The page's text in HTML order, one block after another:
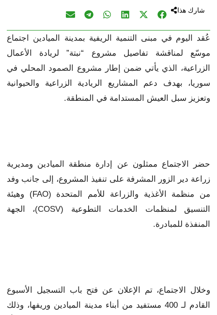
شارك هذا
عُقد اليوم في مبنى التنمية الريفية بمدينة الميادين اجتماع
موسّع لمناقشة تفاصيل مشروع “نبتة” لريادة الأعمال
الزراعية، الذي يأتي ضمن إطار مشروع الصمود المحلي في
سوريا، بهدف دعم المشاريع الريادية الزراعية والحيوانية
وتعزيز سبل العيش المستدامة في المنطقة.
حضر الاجتماع ممثلون عن إدارة منطقة الميادين ومديرية
زراعة دير الزور المشرفة على تنفيذ المشروع، إلى جانب وفد
من منظمة الأغذية والزراعة للأمم المتحدة (FAO) وهيئة
التنسيق لمنظمات الخدمات التطوعية (COSV)، الجهة
المنفذة للمبادرة.
وخلال الاجتماع، تم الإعلان عن فتح باب التسجيل الأسبوع
القادم لـ 400 مستفيد من أبناء مدينة الميادين وريفها، وذلك